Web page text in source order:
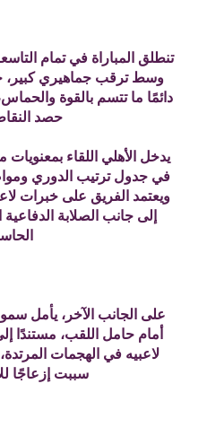
تنطلق المباراة في تمام
وسط ترقب جماهيري كبير،
دائمًا ما تتسم بالقوة
حصد
يدخل الأهلي اللقاء
في جدول ترتيب الدوري
ويعتمد الفريق على خبرات
إلى جانب الصلابة
على الجانب الآخر، يأمل
أمام حامل اللقب، مستندًا
لاعبيه في الهجمات
سببت إزعاجًا